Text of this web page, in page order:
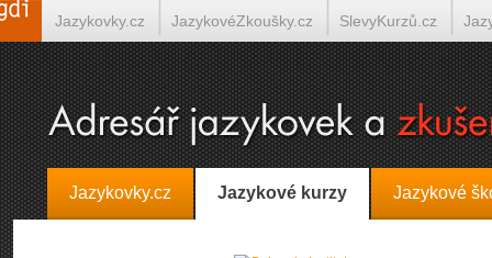
Jazykovky.cz Jazykové kurzy Jazykové
Jazykovky.cz JazykovéZkoušky.cz SlevyKurzů.cz
Španělština on-line Italština on-line Tlumočení-